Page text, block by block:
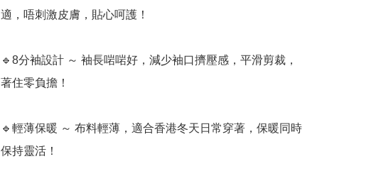
適，唔刺激皮膚，貼心呵護！
🔹8分袖設計 ～ 袖長啱啱好，減少袖口擠壓感，平滑剪裁，
著住零負擔！
🔹輕薄保暖 ～ 布料輕薄，適合香港冬天日常穿著，保暖同時
保持靈活！